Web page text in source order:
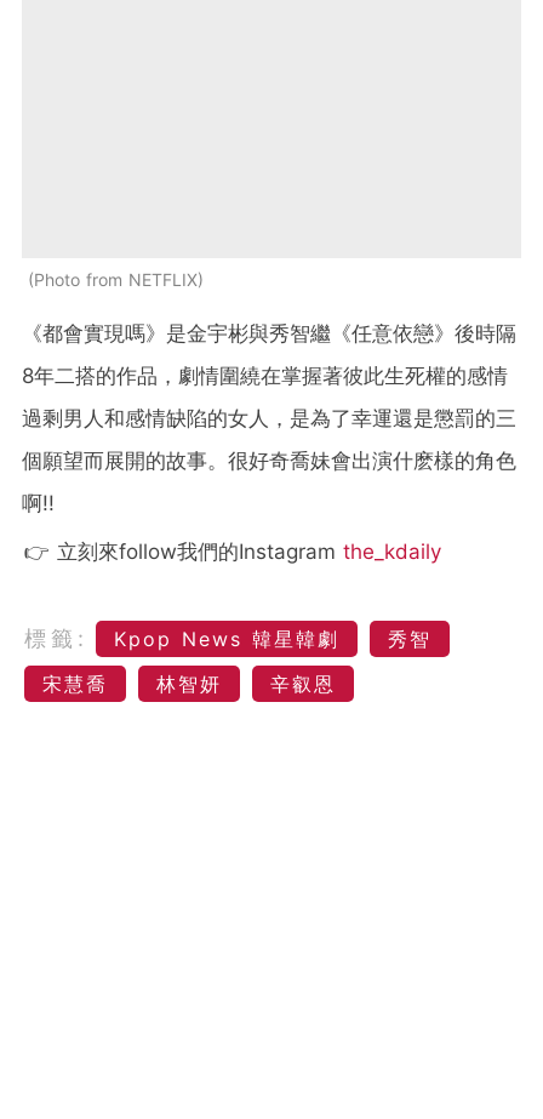
Photo from NETFLIX
《都會實現嗎》是金宇彬與秀智繼《任意依戀》後時隔
8年二搭的作品，劇情圍繞在掌握著彼此生死權的感情
過剩男人和感情缺陷的女人，是為了幸運還是懲罰的三
個願望而展開的故事。很好奇喬妹會出演什麽樣的角色
啊!!
👉 立刻來follow我們的Instagram the_kdaily
標籤: Kpop News 韓星韓劇
秀智
宋慧喬
林智妍 辛叡恩